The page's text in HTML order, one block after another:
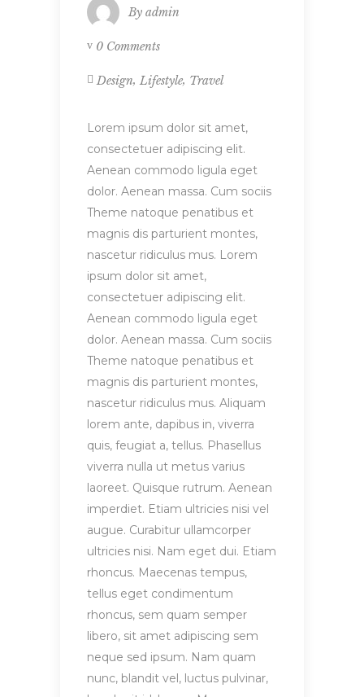
By admin
0 Comments
Design, Lifestyle, Travel
Lorem ipsum dolor sit amet,
consectetuer adipiscing elit.
Aenean commodo ligula eget
dolor. Aenean massa. Cum sociis
Theme natoque penatibus et
magnis dis parturient montes,
nascetur ridiculus mus. Lorem
ipsum dolor sit amet,
consectetuer adipiscing elit.
Aenean commodo ligula eget
dolor. Aenean massa. Cum sociis
Theme natoque penatibus et
magnis dis parturient montes,
nascetur ridiculus mus. Aliquam
lorem ante, dapibus in, viverra
quis, feugiat a, tellus. Phasellus
viverra nulla ut metus varius
laoreet. Quisque rutrum. Aenean
imperdiet. Etiam ultricies nisi vel
augue. Curabitur ullamcorper
ultricies nisi. Nam eget dui. Etiam
rhoncus. Maecenas tempus,
tellus eget condimentum
rhoncus, sem quam semper
libero, sit amet adipiscing sem
neque sed ipsum. Nam quam
nunc, blandit vel, luctus pulvinar,